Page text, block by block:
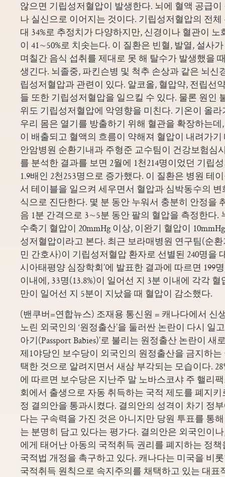
않으면 기립성저혈압이 발생한다. 뇌에 혈액 공급
나 실신으로 이어지는 것이다. 기립성저혈압의 전체
대 34%로 추정치가 다양하지만, 신경이나 혈관이
이 41∼50%로 치솟는다. 이 질환은 빈혈, 발열, 설사
며칠간 음식 섭취를 제대로 못 해 탈수가 발생했을
생긴다. 뇌졸중, 파킨슨병 및 척추 손상과 같은 뇌신
립성저혈압과 관련이 있다. 알코올, 혈압약, 전립선
들 또한 기립성저혈압을 일으킬 수 있다. 물론 원인
위도 기립성저혈압에 악영향을 미친다. 기온이 올
우리 몸은 열기를 방출하기 위해 혈관을 확장하는
이 배출되고 혈액의 흐름이 약해져 혈압이 내려가
안암병원 순환기내과 주형준 교수팀이 건강보험심
를 분석한 결과를 보면 2월에 1천214명이었던 기립
1.9배인 2천253명으로 증가했다. 이 질환은 병원 테
서 테이블을 일으켜 세우면서 혈압과 심박동수의
식으로 진단한다. 몇 분 동안 누워서 충분히 안정을
음 1분 간격으로 3∼5분 동안 팔의 혈압을 측정한다.
수축기 혈압이 20mmHg 이상, 이완기 혈압이
성저혈압이라고 본다. 최근 보라매병원 연구팀(순
민 간호사)이 기립성저혈압 환자로 선별된 240명을
시아태평양 심장학회’에 발표한 결과에 따르면 199
이내에, 33명(13.8%)이 일어선 지 3분 이내에 각각
만이 일어선 지 5분이 지났을 때 혈압이 감소했다.
(밴쿠버=연합뉴스) 조재용 통신원 = 캐나다에서 신
노린 외국인의 ‘원정출산’을 둘러싼 논란이 다시 일
아기(Passport Babies)’로 불리는 원정출산 논란이
제1야당인 보수당이 외국인의 원정출산을 금지하
택한 것으로 알려지면서 새삼 부각되는 모습이다.
에 따르면 보수당은 지난주 말 노바스코샤 주 핼리
회에서 출생으로 자동 취득하는 국적 제도를 폐지
정 결의안을 통과시켰다. 결의안의 성격이 차기 정
다는 구속력을 가진 것은 아니지만 당원 투표를 통
는 분명히 담고 있다는 평가다. 결의안은 외국인이
에게 태어난 아동의 국적취득 권리를 폐지하는 정
국적법 개정을 촉구하고 있다. 캐나다는 미국을 비
국적취득 원칙으로 속지주의를 채택하고 있는 대표